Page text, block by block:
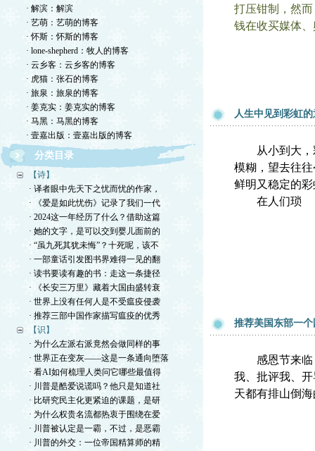
· 解滨：解滨
· 艺萌：艺萌的博客
· 怀斯：怀斯的博客
· lone-shepherd：牧人的博客
· 云乡客：云乡客的博客
· 虎猫：张石的博客
· 旅泉：旅泉的博客
· 姜克实：姜克实的博客
· 马黑：马黑的博客
· 壹嘉出版：壹嘉出版的博客
分类目录
【诗】
· 译者眼中先天下之忧而忧的作家，
· 《爱是如此忧伤》记录了我们一代
· 2024这一年经历了什么？借助这篇
· 她的文字，是可以交到婴儿面前的
· “虽九死其犹未悔”？十死呢，该不
· 一部童话引发图书界难得一见的翻
· 读书要读有趣的书：走这一条捷径
· 《长安三万里》藏着大国由盛转衰
· 世界上没有任何人是不受瘟疫侵袭
· 推荐三部中国作家描写瘟疫的优秀
【识】
· 为什么左派右派竟然会做同样的事
· 世界正在变灰——这是一条通向堕落
· 看AI如何梳理人类问它哪些最值得
· 川普是酷爱说谎吗？他只是知道社
· 比研究民主化更紧迫的课题，是研
· 为什么权贵名流都热衷于围绕在爱
· 川普被认定是一霸，不过，是恶霸
· 川普的外交：一位帝国精算师的精
打压钳制，然
钱在收买媒体
人生中见到彩虹
从小到大，彩
模糊，望去往
鲜明又稳定的
在人们琐
推荐美国东部一
感恩节来临，
我、批评我、
天都有排山倒